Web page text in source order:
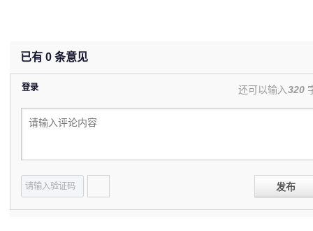
已有 0 条意见
登录 还可以输入320
发布